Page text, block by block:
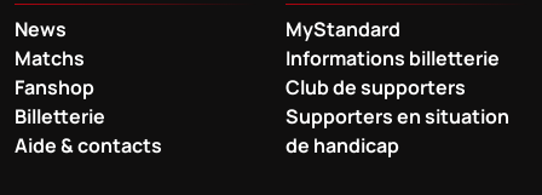
News
Matchs
Fanshop
Billetterie
Aide & contacts
MyStandard
Informations billetterie
Club de supporters
Supporters en situation
de handicap